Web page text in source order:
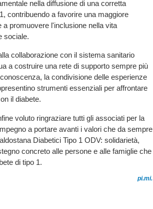
nella diffusione di una corretta
contribuendo a favorire una maggiore
promuovere l'inclusione nella vita
sociale.
collaborazione con il sistema sanitario
a costruire una rete di supporto sempre più
la condivisione delle esperienze
strumenti essenziali per affrontare
il diabete.
voluto ringraziare tutti gli associati per la
a portare avanti i valori che da sempre
Diabetici Tipo 1 ODV: solidarietà,
concreto alle persone e alle famiglie che
di tipo 1.
pi.mi.